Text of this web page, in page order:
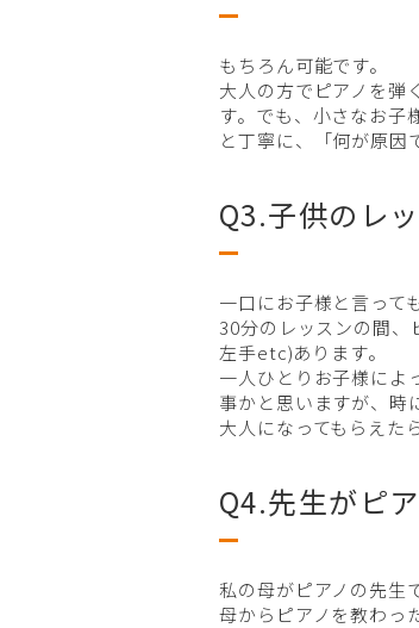
もちろん可能です。
大人の方でピアノを弾
す。でも、小さなお子
と丁寧に、「何が原因
Q3.子供のレ
一口にお子様と言って
30分のレッスンの間、
左手etc)あります。
一人ひとりお子様によ
事かと思いますが、時
大人になってもらえた
Q4.先生がピ
私の母がピアノの先生
母からピアノを教わっ